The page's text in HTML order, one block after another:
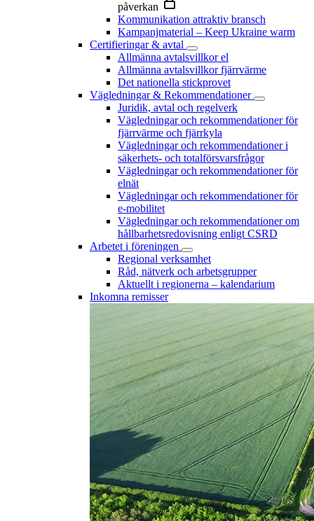
påverkan
Kommunikation attraktiv bransch
Kampanjmaterial – Keep Ukraine warm
Certifieringar & avtal
Allmänna avtalsvillkor el
Allmänna avtalsvillkor fjärrvärme
Det nationella stickprovet
Vägledningar & Rekommendationer
Juridik, avtal och regelverk
Vägledningar och rekommendationer för
fjärrvärme och fjärrkyla
Vägledningar och rekommendationer i
säkerhets- och totalförsvarsfrågor
Vägledningar och rekommendationer för
elnät
Vägledningar och rekommendationer för
e-mobilitet
Vägledningar och rekommendationer om
hållbarhetsredovisning enligt CSRD
Arbetet i föreningen
Regional verksamhet
Råd, nätverk och arbetsgrupper
Aktuellt i regionerna – kalendarium
Inkomna remisser